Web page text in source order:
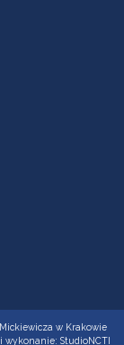
w Krakowie
wykonanie: StudioNCTI